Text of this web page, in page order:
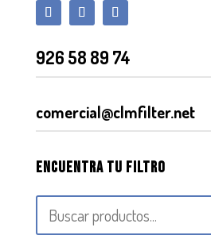
926 58 89 74
comercial@clmfilter.net
Encuentra tu filtro